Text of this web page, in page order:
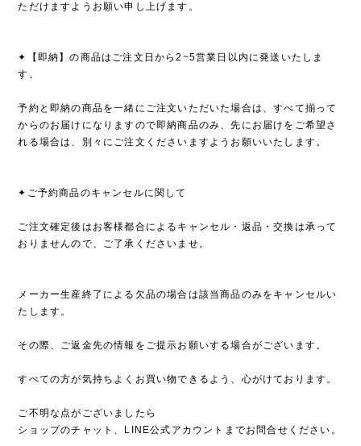
ただけますようお願い申し上げます。
✦【即納】の商品はご注文日から2~5営業日以内に発送いたしま
す。
予約と即納の商品を一緒にご注文いただいた場合は、すべて揃って
からのお届けになりますので即納商品のみ、先にお届けをご希望さ
れる場合は、別々にご注文くださいますようお願いいたします。
✦ご予約商品のキャンセルに関して
ご注文確定後はお客様都合によるキャンセル・返品・交換は承って
おりませんので、ご了承くださいませ。
メーカー生産終了による欠品の場合は該当商品のみをキャンセルい
たします。
その際、ご返金先の情報をご提示お願いする場合がございます。
すべての方が気持ちよくお買い物できるよう、心がけております。
ご不明な点がございましたら
ショップのチャット、LINE公式アカウントまでお問合せください。